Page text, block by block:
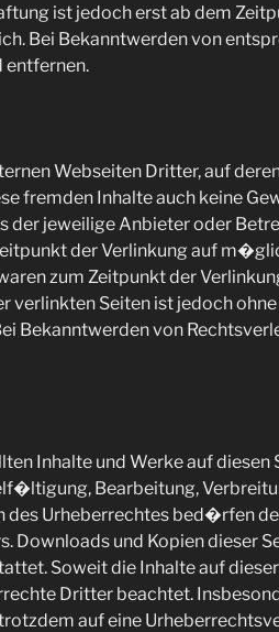
ist jedoch erst ab dem
Bei Bekanntwerden von
entfernen.
Webseiten Dritter, auf
fremden Inhalte auch keine
der jeweilige Anbieter oder
der Verlinkung auf
zum Zeitpunkt der
verlinkten Seiten ist jedoch
Bekanntwerden von
Inhalte und Werke auf diesen
Bearbeitung,
des Urheberrechtes bed�rfen
Downloads und Kopien dieser
Soweit die Inhalte auf
Dritter beachtet.
auf eine